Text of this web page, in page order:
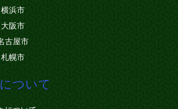
横浜市
大阪市
古屋市
札幌市
ついて